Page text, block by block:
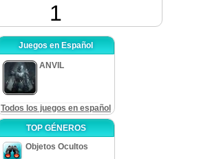
1
Juegos en Español
ANVIL
Todos los juegos en español
TOP GÉNEROS
Objetos Ocultos